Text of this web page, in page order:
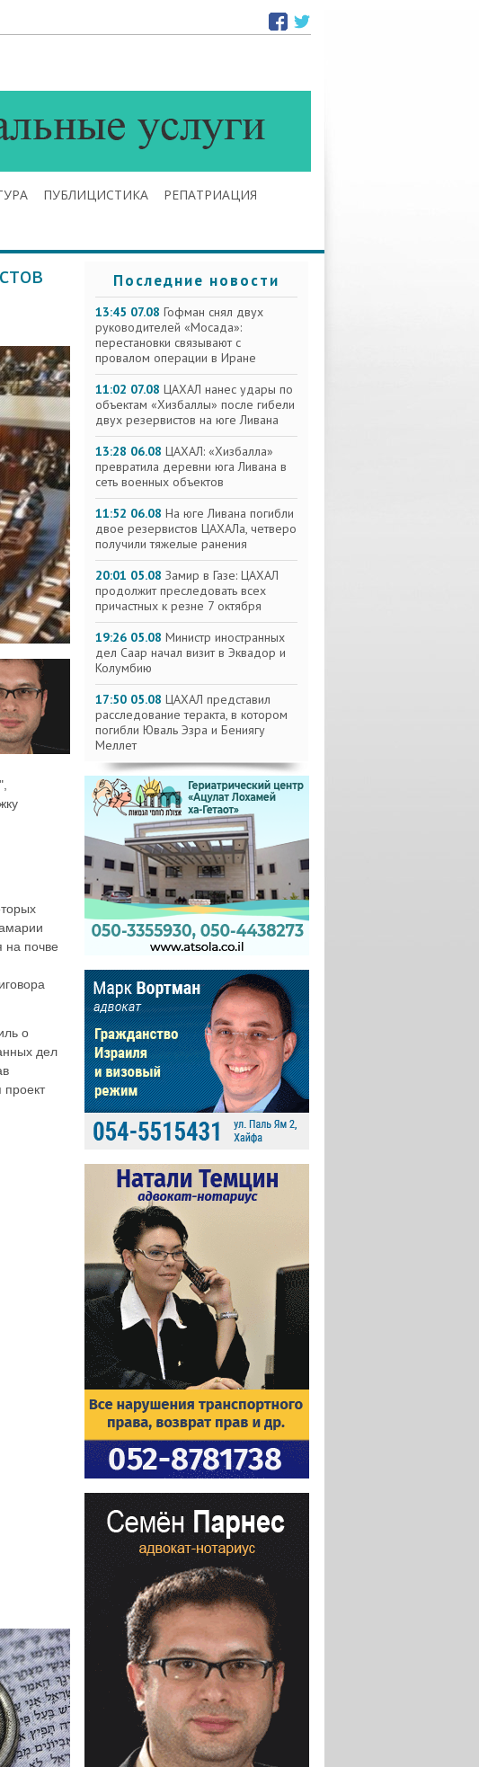
ПУБЛИЦИСТИКА РЕПАТРИАЦИЯ
на почве
о
дел
Последние новости
13:45 07.08 Гофман снял двух
руководителей «Мосада»:
перестановки связывают с
провалом операции в Иране
11:02 07.08 ЦАХАЛ нанес удары по
объектам «Хизбаллы» после гибели
двух резервистов на юге Ливана
13:28 06.08 ЦАХАЛ: «Хизбалла»
превратила деревни юга Ливана в
сеть военных объектов
11:52 06.08 На юге Ливана погибли
двое резервистов ЦАХАЛа, четверо
получили тяжелые ранения
20:01 05.08 Замир в Газе: ЦАХАЛ
продолжит преследовать всех
причастных к резне 7 октября
19:26 05.08 Министр иностранных
дел Саар начал визит в Эквадор и
Колумбию
17:50 05.08 ЦАХАЛ представил
расследование теракта, в котором
погибли Юваль Эзра и Бениягу
Меллет